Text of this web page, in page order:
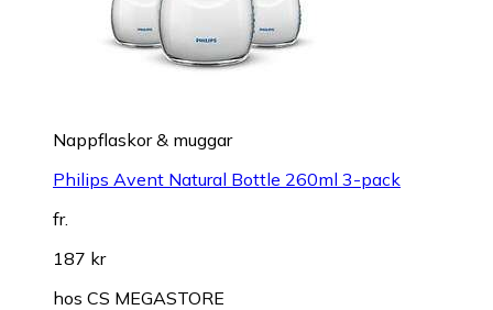
Nappflaskor & muggar
Philips Avent Natural Bottle 260ml 3-pack
fr.
187 kr
hos CS MEGASTORE